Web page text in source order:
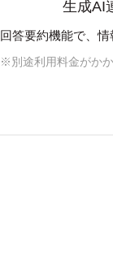
生成AI
回答要約機能で、情
※別途利用料金がかか